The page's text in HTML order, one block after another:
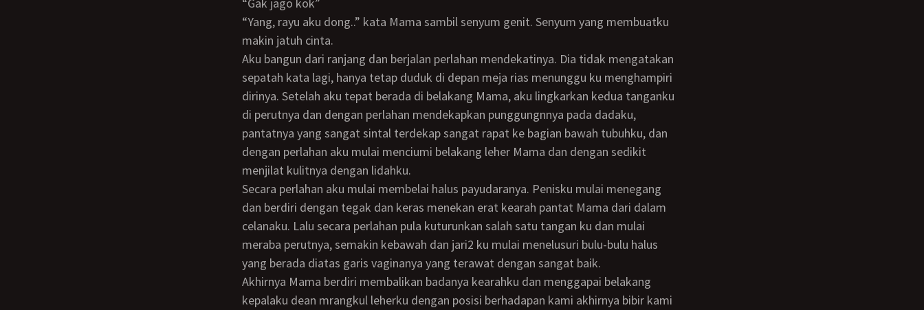
“yang, rayu aku dong..” kata Mama sambil senyum genit. Senyum yang membuatku
makin jatuh cinta.
Aku bangun dari ranjang dan berjalan perlahan mendekatinya. Dia tidak mengatakan
sepatah kata lagi, hanya tetap duduk di depan meja rias menunggu ku menghampiri
dirinya. Setelah aku tepat berada di belakang Mama, aku lingkarkan kedua tanganku
di perutnya dan dengan perlahan mendekapkan punggungnnya pada dadaku,
pantatnya yang sangat sintal terdekap sangat rapat ke bagian bawah tubuhku, dan
dengan perlahan aku mulai menciumi belakang leher Mama dan dengan sedikit
menjilat kulitnya dengan lidahku.
Secara perlahan aku mulai membelai halus payudaranya. Penisku mulai menegang
dan berdiri dengan tegak dan keras menekan erat kearah pantat Mama dari dalam
celanaku. Lalu secara perlahan pula kuturunkan salah satu tangan ku dan mulai
meraba perutnya, semakin kebawah dan jari2 ku mulai menelusuri bulu-bulu halus
yang berada diatas garis vaginanya yang terawat dengan sangat baik.
Akhirnya Mama berdiri membalikan badanya kearahku dan menggapai belakang
kepalaku dean mrangkul leherku dengan posisi berhadapan kami akhirnya bibir kami